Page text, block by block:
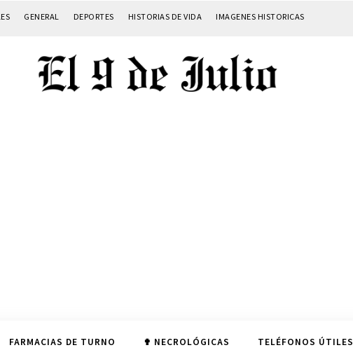
GENERAL DEPORTES HISTORIAS DE VIDA IMAGENES HISTORICAS
FARMACIAS DE TURNO ✟ NECROLÓGICAS TELÉFONOS ÚTILES